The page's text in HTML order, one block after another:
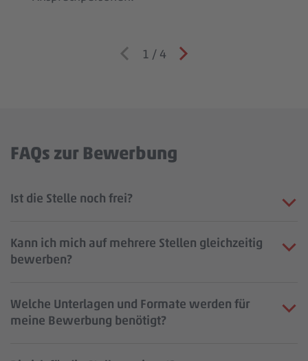
1 / 4
FAQs zur Bewerbung
Ist die Stelle noch frei?
Kann ich mich auf mehrere Stellen gleichzeitig
bewerben?
Welche Unterlagen und Formate werden für
meine Bewerbung benötigt?